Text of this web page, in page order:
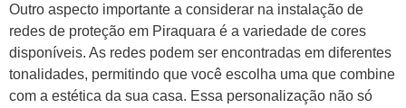
Outro aspecto importante a considerar na instalação de
redes de proteção em Piraquara é a variedade de cores
disponíveis. As redes podem ser encontradas em diferentes
tonalidades, permitindo que você escolha uma que combine
com a estética da sua casa. Essa personalização não só